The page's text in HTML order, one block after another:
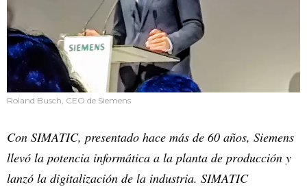
Roland Busch, CEO de Siemens
Con SIMATIC, presentado hace más de 60 años, Siemens
llevó la potencia informática a la planta de producción y
lanzó la digitalización de la industria. SIMATIC